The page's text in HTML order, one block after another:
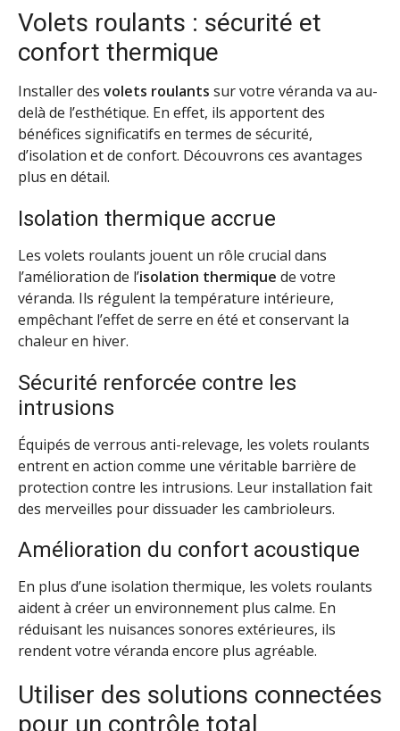
Volets roulants : sécurité et
confort thermique
Installer des volets roulants sur votre véranda va au-
delà de l’esthétique. En effet, ils apportent des
bénéfices significatifs en termes de sécurité,
d’isolation et de confort. Découvrons ces avantages
plus en détail.
Isolation thermique accrue
Les volets roulants jouent un rôle crucial dans
l’amélioration de l’isolation thermique de votre
véranda. Ils régulent la température intérieure,
empêchant l’effet de serre en été et conservant la
chaleur en hiver.
Sécurité renforcée contre les
intrusions
Équipés de verrous anti-relevage, les volets roulants
entrent en action comme une véritable barrière de
protection contre les intrusions. Leur installation fait
des merveilles pour dissuader les cambrioleurs.
Amélioration du confort acoustique
En plus d’une isolation thermique, les volets roulants
aident à créer un environnement plus calme. En
réduisant les nuisances sonores extérieures, ils
rendent votre véranda encore plus agréable.
Utiliser des solutions connectées
pour un contrôle total